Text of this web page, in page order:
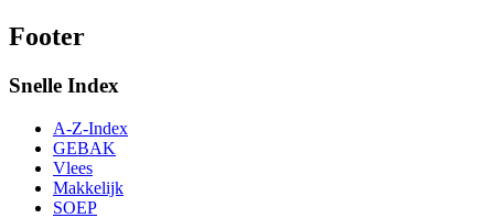
Footer
Snelle Index
A-Z-Index
GEBAK
Vlees
Makkelijk
SOEP